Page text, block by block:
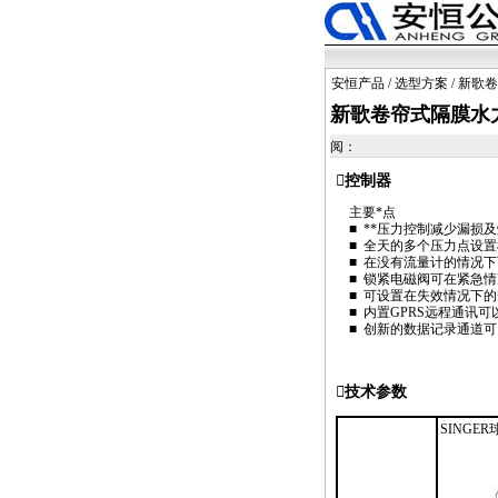
安恒产品 /选型方案 / 新歌
新歌卷帘式隔膜水
阅：
控制器
主要*点
■ **压力控制减少漏损
■ 全天的多个压力点设
■ 在没有流量计的情况
■ 锁紧电磁阀可在紧急
■ 可设置在失效情况下
■ 内置GPRS远程通讯可
■ 创新的数据记录通道
技术参数
SINGER